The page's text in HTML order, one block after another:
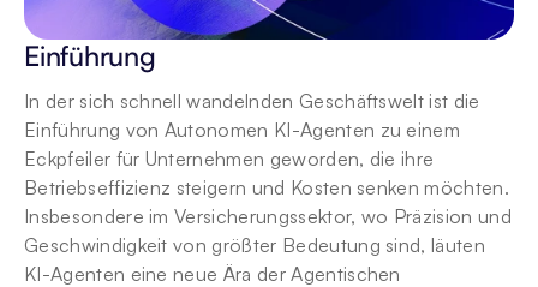
Einführung
In der sich schnell wandelnden Geschäftswelt ist die
Einführung von Autonomen KI-Agenten zu einem
Eckpfeiler für Unternehmen geworden, die ihre
Betriebseffizienz steigern und Kosten senken möchten.
Insbesondere im Versicherungssektor, wo Präzision und
Geschwindigkeit von größter Bedeutung sind, läuten
KI-Agenten eine neue Ära der Agentischen